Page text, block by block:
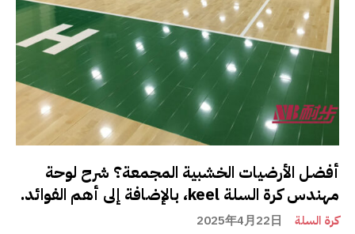
أفضل الأرضيات الخشبية المجمعة؟ شرح لوحة
مهندس كرة السلة keel، بالإضافة إلى أهم الفوائد.
كرة السلة 2025年4月22日